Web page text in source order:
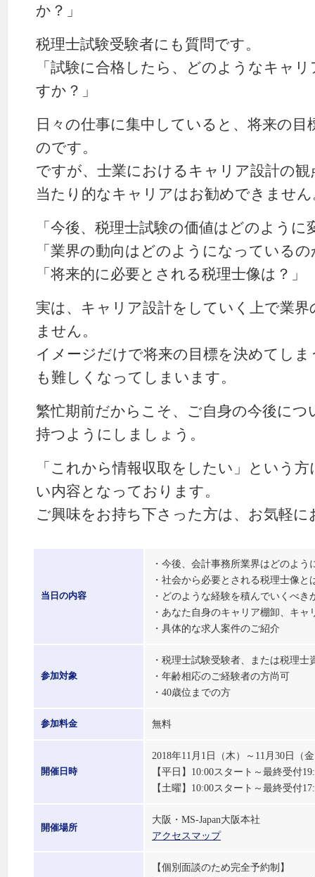
か？」
税理士試験受験者にも質問です。
「試験に合格したら、どのようなキャ
すか？」
日々の仕事に集中していると、将来の
のです。
ですが、士業におけるキャリア設計の
当たり的なキャリアはお勧めできません
「今後、税理士試験の価値はどのよう
「業界の動向はどのようになっているの
「将来的に必要とされる税理士像は？」
実は、キャリア設計をしていく上で業
ません。
イメージだけで将来の目標を決めてし
も難しくなってしまいます。
繁忙期前だからこそ、ご自身の今後につ
持つようにしましょう。
「これから情報収取をしたい」という
い内容となっております。
ご興味をお持ち下さった方は、お気軽
当日の内容
・今後、会計事務所業界はどのよう
・社会から必要とされる税理士像と
・どのような経験を積んでいくべき
・あなた自身のキャリア棚卸、キャ
・具体的な求人案件のご紹介
参加対象
・税理士試験受験者、または税理士
・年齢相応のご経験者の方尚可
・40歳位までの方
参加料金 無料
開催日時
2018年11月1日（木）～11月30日
【平日】10:00スタート～最終受付
【土曜】10:00スタート～最終受付
開催場所
大阪・MS-Japan大阪本社
アクセスマップ
【個別面談のため完全予約制】